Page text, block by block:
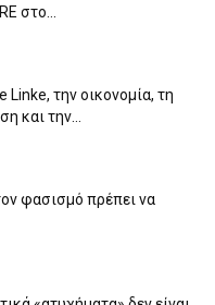
στο...
Linke, την οικονομία, τη
και την...
φασισμό πρέπει να